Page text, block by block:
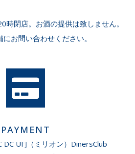
閉店。お酒の提供は致しません。
お問い合わせください。
PAYMENT
DC UFJ（ミリオン）DinersClub